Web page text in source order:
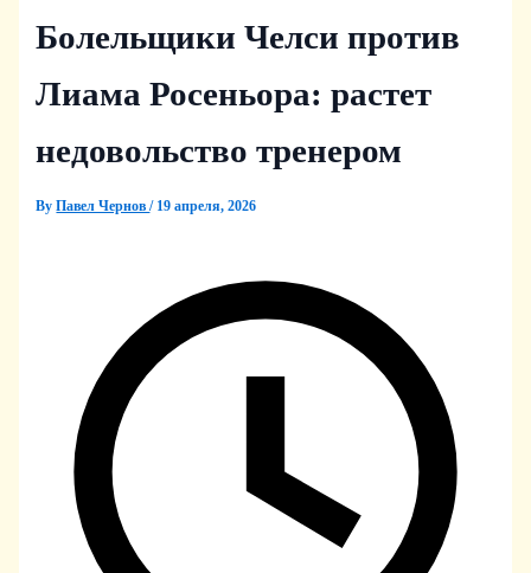
Болельщики Челси против
Лиама Росеньора: растет
недовольство тренером
ByПавел Чернов/ 19 апреля, 2026